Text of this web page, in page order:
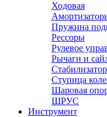
Ходовая
Пружина
Рессоры
Рулевое
Рычаги и
Ступица
Шаровая
ШРУС
Инструмент